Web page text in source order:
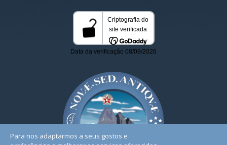
Para nos adaptarmos a seus gostos e